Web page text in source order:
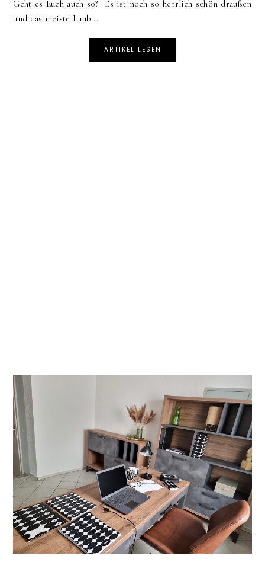
Geht es Euch auch so? Es ist noch so herrlich schön draußen
und das meiste Laub...
ARTIKEL LESEN